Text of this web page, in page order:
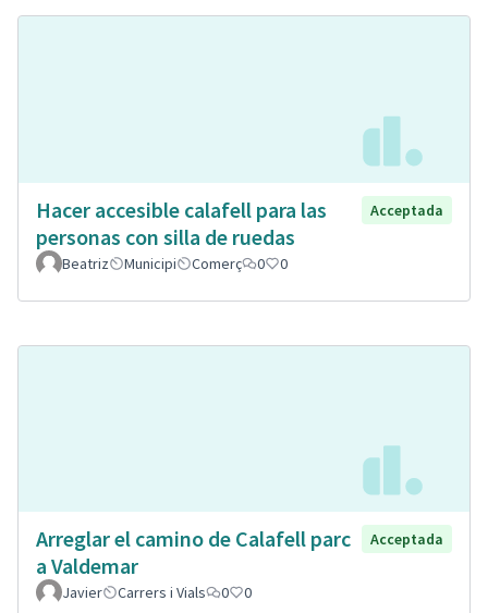
Hacer accesible calafell para las
personas con silla de ruedas
Acceptada
Beatriz Municipi Comerç 0 0
Arreglar el camino de Calafell parc
a Valdemar
Acceptada
Javier Carrers i Vials 0 0